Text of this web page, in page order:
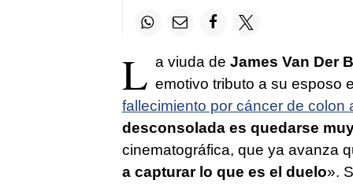
L a viuda de James Van Der
emotivo tributo a su esposo
fallecimiento por cáncer de colon
desconsolada es quedarse
cinematográfica, que ya avanza
a capturar lo que es el duelo».